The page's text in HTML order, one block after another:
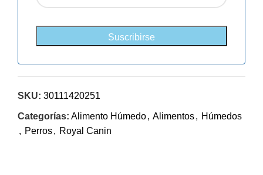
SKU: 30111420251
Categorías: Alimento Húmedo, Alimentos, Húmedos
, Perros, Royal Canin